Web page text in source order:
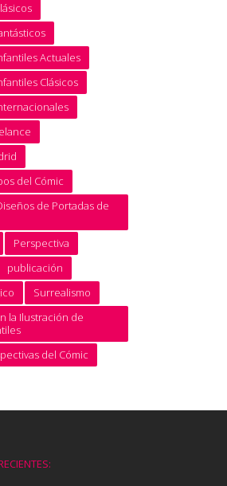
Actuales
Clásicos
del Cómic
de Portadas de
Perspectiva
publicación
Surrealismo
la Ilustración de
del Cómic